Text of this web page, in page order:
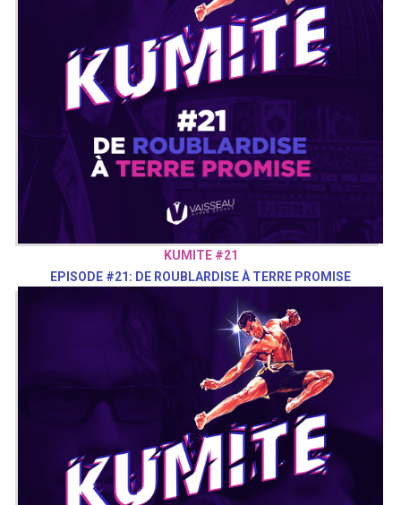
KUMITE #21
EPISODE #21: DE ROUBLARDISE À TERRE PROMISE